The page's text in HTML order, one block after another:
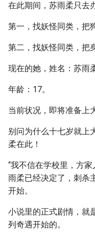
在此期间，苏雨柔只去
第一，找妖怪同类，把
第二，找妖怪同类，把
现在的她，姓名：苏雨
年龄：17。
当前状况，即将准备上
别问为什么十七岁就上
柔在此！
“我不信在学校里，方
雨柔已经决定了，刺杀
开始。
小说里的正式剧情，就
列奇遇开始的。